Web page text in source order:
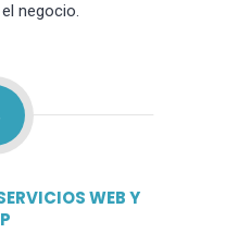
negocio.
WEB Y